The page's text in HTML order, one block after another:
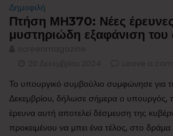
Δημοφιλή
Πτήση ΜΗ370: Νέες έρευνες
μυστηριώδη εξαφάνιση
Το υπουργικό συμβούλιο συμφώνησε για
Δεκεμβρίου, δήλωσε σήμερα ο υπουργός,
έρευνα αυτή αποτελεί δέσμευση της
προκειμένου να μπει ένα τέλος, στο